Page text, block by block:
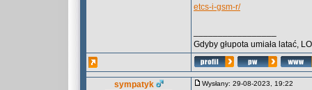
etcs-i-gsm-r/
Gdyby głupota umiała latać,
sympatyk Wysłany: 29-08-2023, 19:22